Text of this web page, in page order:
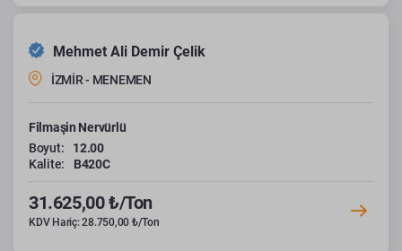
Mehmet Ali Demir Çelik
İZMİR - MENEMEN
Filmaşin Nervürlü
Boyut:
12.00
Kalite:
B420C
31.625,00 ₺/Ton
KDV Hariç: 28.750,00 ₺/Ton